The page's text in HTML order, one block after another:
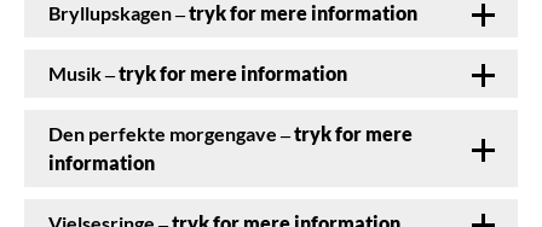
Bryllupskagen– tryk for mere information
Musik– tryk for mere information
Den perfekte morgengave– tryk for mere
information